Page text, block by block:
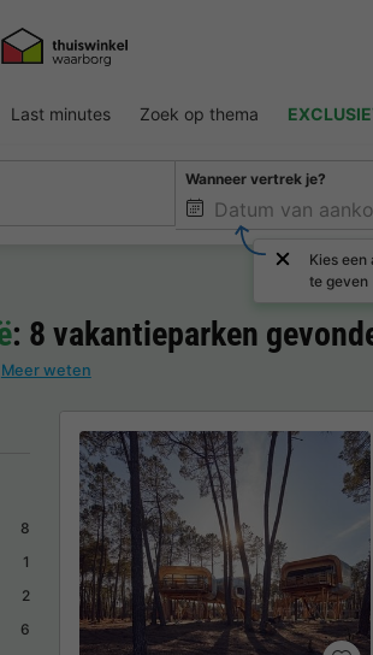
Last minutes Zoek op thema
Wanneer vertrek je?
Kies
te geven
: 8 vakantieparken
Meer weten
8
1
2
6